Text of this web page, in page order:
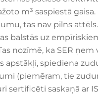
m³ saspiestā gaisa.
tas nav pilns attēls.
balstās uz
nozīmē, ka SER ņem
apstākļi, spiediena
(piemēram, tie
saskaņā ar